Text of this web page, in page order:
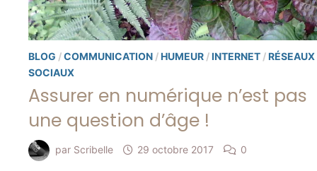
BLOG /COMMUNICATION /HUMEUR /INTERNET /RÉSEAUX
SOCIAUX
Assurer en numérique n’est pas
une question d’âge !
par Scribelle 29 octobre 2017 0